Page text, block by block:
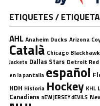
ETIQUETES /
AHL Anaheim Ducks Arizona
Català Chicago
Jackets Dallas Stars Detroit Red
en la pantalla español
HDH Historia Hockey KHL
Canadiens nEW jERSEY dEVILS